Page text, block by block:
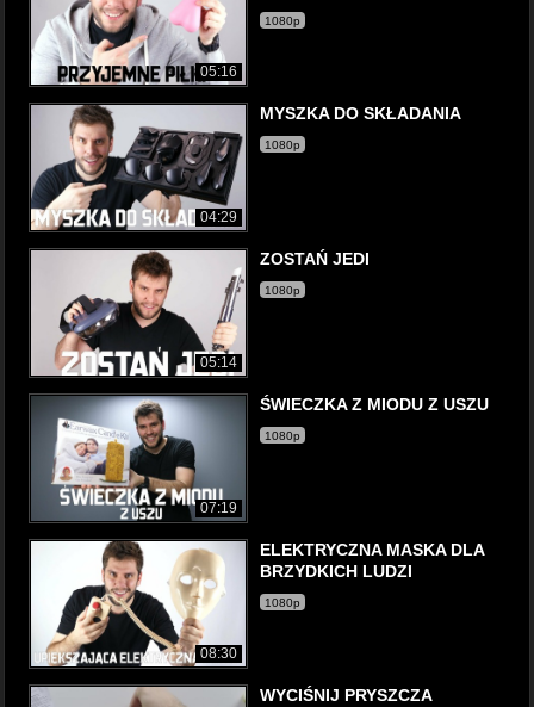
05:16
1080p
04:29
MYSZKA DO SKŁADANIA
1080p
05:14
ZOSTAŃ JEDI
1080p
07:19
ŚWIECZKA Z MIODU Z USZU
1080p
08:30
ELEKTRYCZNA MASKA DLA
BRZYDKICH LUDZI
1080p
WYCIŚNIJ PRYSZCZA